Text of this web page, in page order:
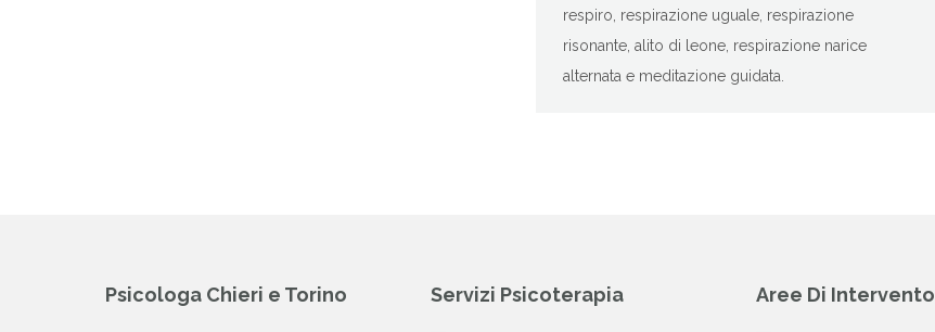
respiro, respirazione uguale, respirazione
risonante, alito di leone, respirazione narice
alternata e meditazione guidata.
Psicologa Chieri e Torino Servizi Psicoterapia Aree Di Intervento